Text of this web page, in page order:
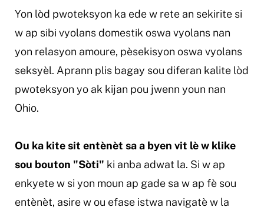
Yon lòd pwoteksyon ka ede w rete an sekirite si
w ap sibi vyolans domestik oswa vyolans nan
yon relasyon amoure, pèsekisyon oswa vyolans
seksyèl. Aprann plis bagay sou diferan kalite lòd
pwoteksyon yo ak kijan pou jwenn youn nan
Ohio.
Ou ka kite sit entènèt sa a byen vit lè w klike
sou bouton "Sòti" ki anba adwat la. Si w ap
enkyete w si yon moun ap gade sa w ap fè sou
entènèt, asire w ou efase istwa navigatè w la